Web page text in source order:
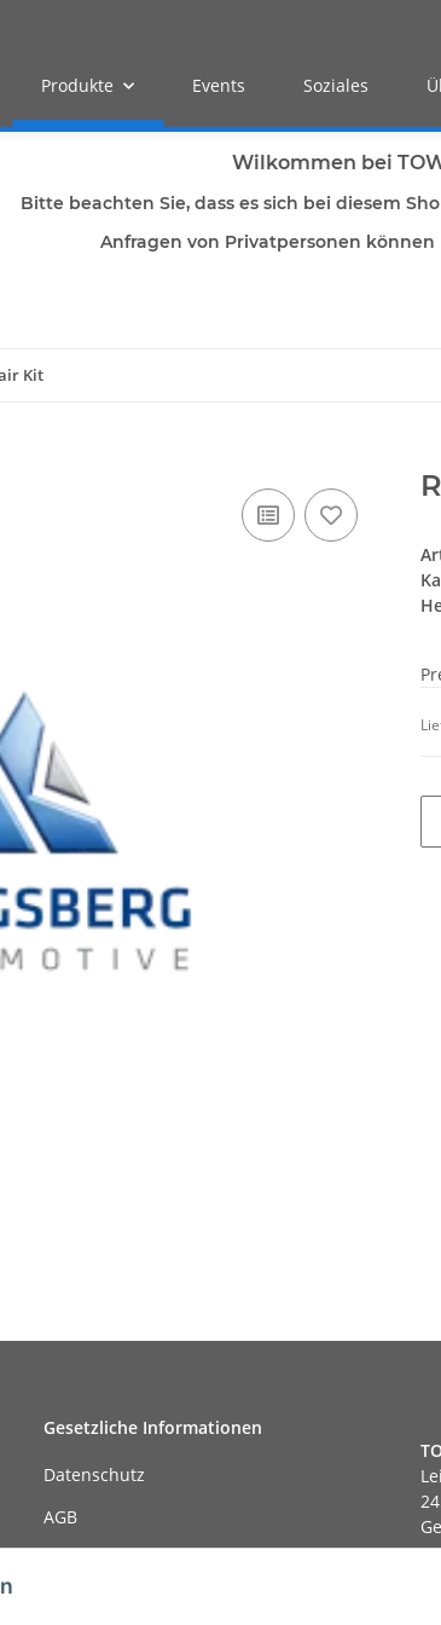
Produkte Events Soziales
Wilkommen bei
Bitte beachten Sie, dass es sich bei diesem
Anfragen von Privatpersonen
Kit
Gesetzliche Informationen
Datenschutz
AGB